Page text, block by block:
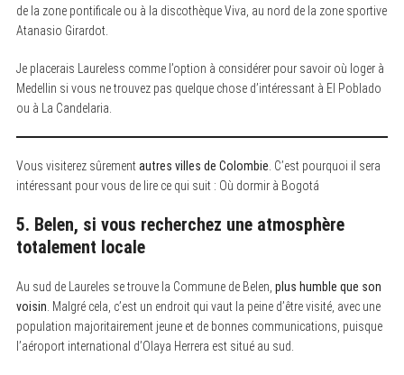
de la zone pontificale ou à la discothèque Viva, au nord de la zone sportive
Atanasio Girardot.
Je placerais Laureless comme l’option à considérer pour savoir où loger à
Medellin si vous ne trouvez pas quelque chose d’intéressant à El Poblado
ou à La Candelaria.
Vous visiterez sûrementautres villes de Colombie . C’est pourquoi il sera
intéressant pour vous de lire ce qui suit : Où dormir à Bogotá
5. Belen, si vous recherchez une atmosphère
totalement locale
Au sud de Laureles se trouve la Commune de Belen, plus humble que son
voisin . Malgré cela, c’est un endroit qui vaut la peine d’être visité, avec une
population majoritairement jeune et de bonnes communications, puisque
l’aéroport international d’Olaya Herrera est situé au sud.